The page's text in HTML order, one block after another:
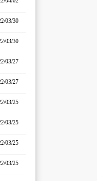
03/30
03/30
03/27
03/27
03/25
03/25
03/25
03/25